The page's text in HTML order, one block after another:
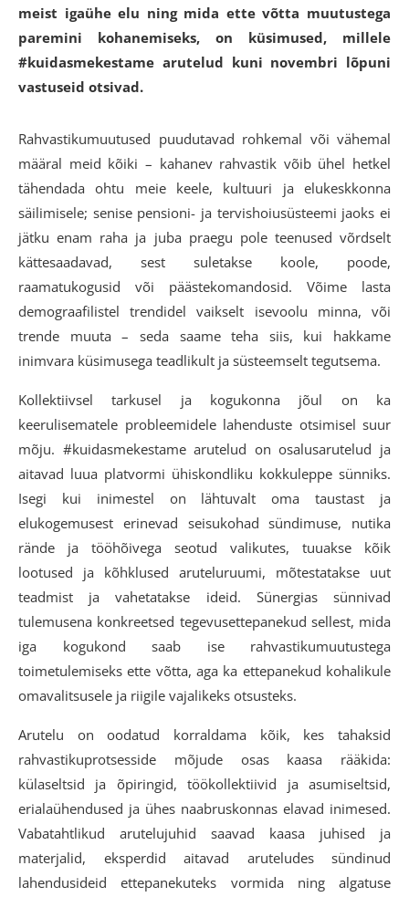
meist igaühe elu ning mida ette võtta muutustega
paremini kohanemiseks, on küsimused, millele
#kuidasmekestame arutelud kuni novembri lõpuni
vastuseid otsivad.
Rahvastikumuutused puudutavad rohkemal või vähemal
määral meid kõiki – kahanev rahvastik võib ühel hetkel
tähendada ohtu meie keele, kultuuri ja elukeskkonna
säilimisele; senise pensioni- ja tervishoiusüsteemi jaoks ei
jätku enam raha ja juba praegu pole teenused võrdselt
kättesaadavad, sest suletakse koole, poode,
raamatukogusid või päästekomandosid. Võime lasta
demograafilistel trendidel vaikselt isevoolu minna, või
trende muuta – seda saame teha siis, kui hakkame
inimvara küsimusega teadlikult ja süsteemselt tegutsema.
Kollektiivsel tarkusel ja kogukonna jõul on ka
keerulisematele probleemidele lahenduste otsimisel suur
mõju. #kuidasmekestame arutelud on osalusarutelud ja
aitavad luua platvormi ühiskondliku kokkuleppe sünniks.
Isegi kui inimestel on lähtuvalt oma taustast ja
elukogemusest erinevad seisukohad sündimuse, nutika
rände ja tööhõivega seotud valikutes, tuuakse kõik
lootused ja kõhklused aruteluruumi, mõtestatakse uut
teadmist ja vahetatakse ideid. Sünergias sünnivad
tulemusena konkreetsed tegevusettepanekud sellest, mida
iga kogukond saab ise rahvastikumuutustega
toimetulemiseks ette võtta, aga ka ettepanekud kohalikule
omavalitsusele ja riigile vajalikeks otsusteks.
Arutelu on oodatud korraldama kõik, kes tahaksid
rahvastikuprotsesside mõjude osas kaasa rääkida:
külaseltsid ja õpiringid, töökollektiivid ja asumiseltsid,
erialaühendused ja ühes naabruskonnas elavad inimesed.
Vabatahtlikud arutelujuhid saavad kaasa juhised ja
materjalid, eksperdid aitavad aruteludes sündinud
lahendusideid ettepanekuteks vormida ning algatuse